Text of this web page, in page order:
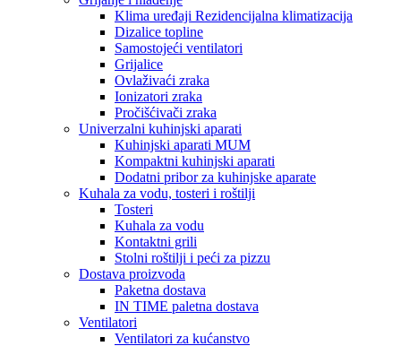
Klima uređaji Rezidencijalna klimatizacija
Dizalice topline
Samostojeći ventilatori
Grijalice
Ovlaživaći zraka
Ionizatori zraka
Pročišćivači zraka
Univerzalni kuhinjski aparati
Kuhinjski aparati MUM
Kompaktni kuhinjski aparati
Dodatni pribor za kuhinjske aparate
Kuhala za vodu, tosteri i roštilji
Tosteri
Kuhala za vodu
Kontaktni grili
Stolni roštilji i peći za pizzu
Dostava proizvoda
Paketna dostava
IN TIME paletna dostava
Ventilatori
Ventilatori za kućanstvo